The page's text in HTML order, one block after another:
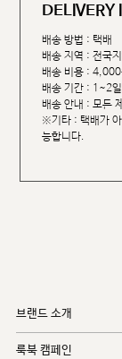
DELIVERY
배송 방법 : 택배
배송 지역 : 전국
배송 비용 : 4,000
배송 기간 : 1~2
배송 안내 : 모든
※기타 : 택배가
능합니다.
브랜드 소개
룩북 캠페인